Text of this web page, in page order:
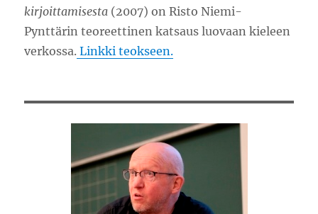
kirjoittamisesta (2007) on Risto Niemi-
Pynttärin teoreettinen katsaus luovaan kieleen
verkossa. Linkki teokseen.